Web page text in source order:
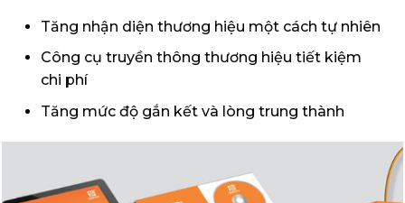
Tăng nhận diện thương hiệu một cách tự nhiên
Công cụ truyền thông thương hiệu tiết kiệm
chi phí
Tăng mức độ gắn kết và lòng trung thành